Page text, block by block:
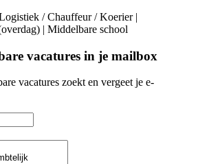
/ Chauffeur / Koerier |
| Middelbare school
vacatures in je mailbox
vacatures zoekt en vergeet je e-